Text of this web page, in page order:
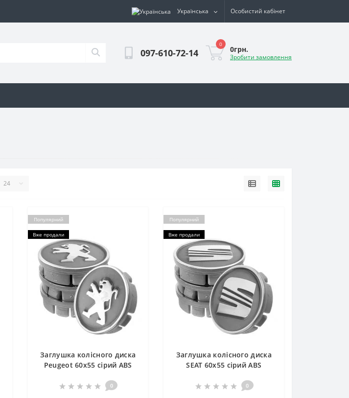
Українська Особистий кабінет
097-610-72-14
0
0грн.
Зробити замовлення
Популярний
Вже продали
Заглушка колісного диска
Peugeot 60x55 сiрий ABS
0
Популярний
Вже продали
Заглушка колісного диска
SEAT 60x55 сiрий ABS
0